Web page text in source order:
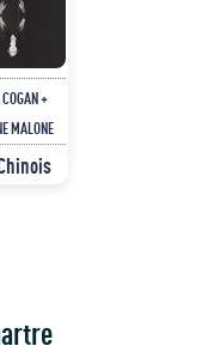
+
MALONE